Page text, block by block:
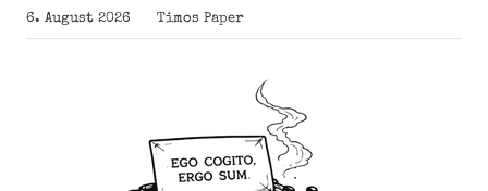
Zum
Inhalt
6. August 2026 Timos Paper